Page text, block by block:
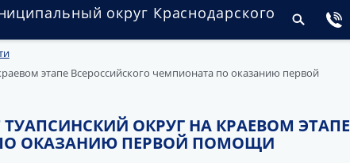
округ Краснодарского
этапе Всероссийского чемпионата по оказанию первой
ОКРУГ НА КРАЕВОМ ЭТАПЕ
ОКАЗАНИЮ ПЕРВОЙ ПОМОЩИ